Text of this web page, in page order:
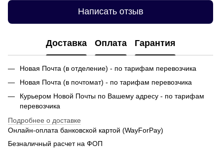
Написать отзыв
Доставка Оплата Гарантия
Новая Почта (в отделение) - по тарифам перевозчика
Новая Почта (в почтомат) - по тарифам перевозчика
Курьером Новой Почты по Вашему адресу - по тарифам
перевозчика
Подробнее о доставке
Онлайн-оплата банковской картой (WayForPay)
Безналичный расчет на ФОП